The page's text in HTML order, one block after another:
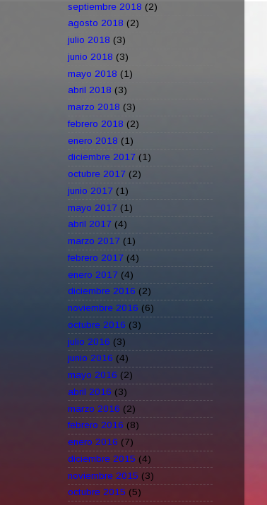
septiembre 2018 (2)
agosto 2018 (2)
julio 2018 (3)
junio 2018 (3)
mayo 2018 (1)
abril 2018 (3)
marzo 2018 (3)
febrero 2018 (2)
enero 2018 (1)
diciembre 2017 (1)
octubre 2017 (2)
junio 2017 (1)
mayo 2017 (1)
abril 2017 (4)
marzo 2017 (1)
febrero 2017 (4)
enero 2017 (4)
diciembre 2016 (2)
noviembre 2016 (6)
octubre 2016 (3)
julio 2016 (3)
junio 2016 (4)
mayo 2016 (2)
abril 2016 (3)
marzo 2016 (2)
febrero 2016 (8)
enero 2016 (7)
diciembre 2015 (4)
noviembre 2015 (3)
octubre 2015 (5)